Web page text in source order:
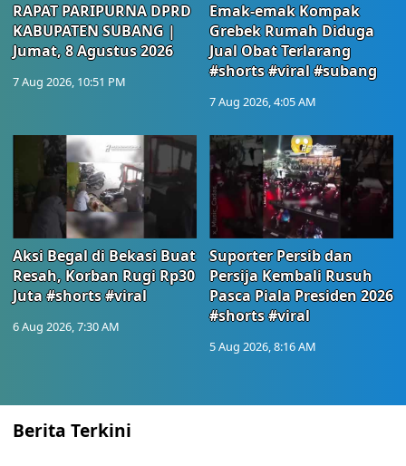
RAPAT PARIPURNA DPRD
KABUPATEN SUBANG |
Jumat, 8 Agustus 2026
7 Aug 2026, 10:51 PM
Emak-emak Kompak
Grebek Rumah Diduga
Jual Obat Terlarang
#shorts #viral #subang
7 Aug 2026, 4:05 AM
Aksi Begal di Bekasi Buat
Resah, Korban Rugi Rp30
Juta #shorts #viral
6 Aug 2026, 7:30 AM
Suporter Persib dan
Persija Kembali Rusuh
Pasca Piala Presiden 2026
#shorts #viral
5 Aug 2026, 8:16 AM
Berita Terkini